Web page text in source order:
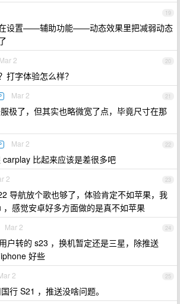
19
设置——辅助功能——动态效果里把减弱动态
20
Mar 2
打字体验怎么样？
21
Mar 2
极了，但其实也略微宽了点，毕竟尺寸在那
22
Mar 2
carplay 比起来应该是差很多吧
23
2
导航放个歌也够了，体验肯定不如苹果，我
感觉安卓好多方面做的是真不如苹果
24
Mar 2
户转的 s23 ，换机暂定还是三星，除推送
好些
25
2
行 S21 ，推送没啥问题。